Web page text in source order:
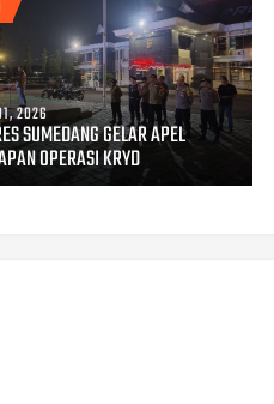
2026
SUMEDANG GELAR APEL
OPERASI KRYD